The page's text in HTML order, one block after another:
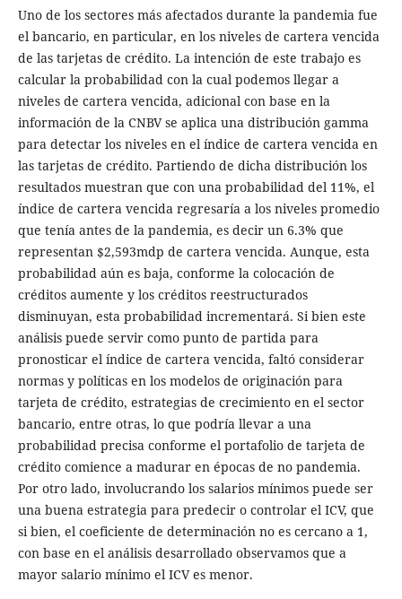
Uno de los sectores más afectados durante la pandemia fue
el bancario, en particular, en los niveles de cartera vencida
de las tarjetas de crédito. La intención de este trabajo es
calcular la probabilidad con la cual podemos llegar a
niveles de cartera vencida, adicional con base en la
información de la CNBV se aplica una distribución gamma
para detectar los niveles en el índice de cartera vencida en
las tarjetas de crédito. Partiendo de dicha distribución los
resultados muestran que con una probabilidad del 11%, el
índice de cartera vencida regresaría a los niveles promedio
que tenía antes de la pandemia, es decir un 6.3% que
representan $2,593mdp de cartera vencida. Aunque, esta
probabilidad aún es baja, conforme la colocación de
créditos aumente y los créditos reestructurados
disminuyan, esta probabilidad incrementará. Si bien este
análisis puede servir como punto de partida para
pronosticar el índice de cartera vencida, faltó considerar
normas y políticas en los modelos de originación para
tarjeta de crédito, estrategias de crecimiento en el sector
bancario, entre otras, lo que podría llevar a una
probabilidad precisa conforme el portafolio de tarjeta de
crédito comience a madurar en épocas de no pandemia.
Por otro lado, involucrando los salarios mínimos puede ser
una buena estrategia para predecir o controlar el ICV, que
si bien, el coeficiente de determinación no es cercano a 1,
con base en el análisis desarrollado observamos que a
mayor salario mínimo el ICV es menor.